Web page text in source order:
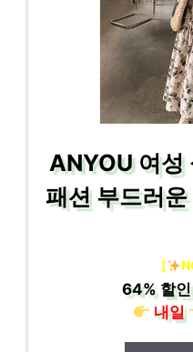
ANYOU 여성
패션 부드러
[
64%할
내일